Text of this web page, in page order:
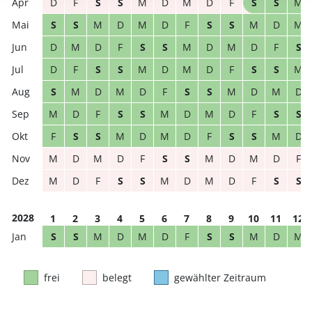
D
F S S M D M D F S S
M
S
S M D M D F S S M D
M
D
M D F S S M D M D F
S
D
F S S M D M D F S S
M
S
M D M D F S S M D M
D
M
D F S S M D M D F S
S
F
S S M D M D F S S M
D
M
D M D F S S M D M D
F
M
D F S S M D M D F S S
2028 1 2 3 4 5 6 7 8 9 10 11
12
S
S M D M D F S S M D M
frei belegt gewählter Zeitraum